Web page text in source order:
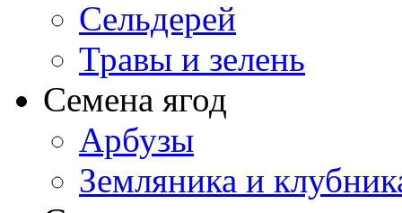
Сельдерей
Травы и зелень
Семена ягод
Арбузы
Земляника и